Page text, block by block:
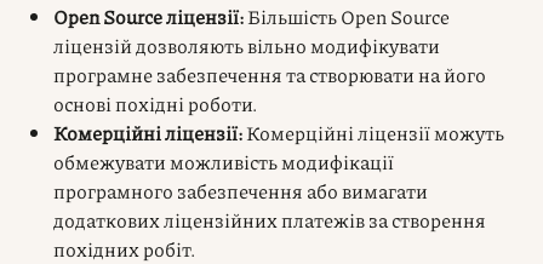
Open Source ліцензії:Більшість Open Source
ліцензій дозволяють вільно модифікувати
програмне забезпечення та створювати на його
основі похідні роботи.
Комерційні ліцензії:Комерційні ліцензії можуть
обмежувати можливість модифікації
програмного забезпечення або вимагати
додаткових ліцензійних платежів за створення
похідних робіт.